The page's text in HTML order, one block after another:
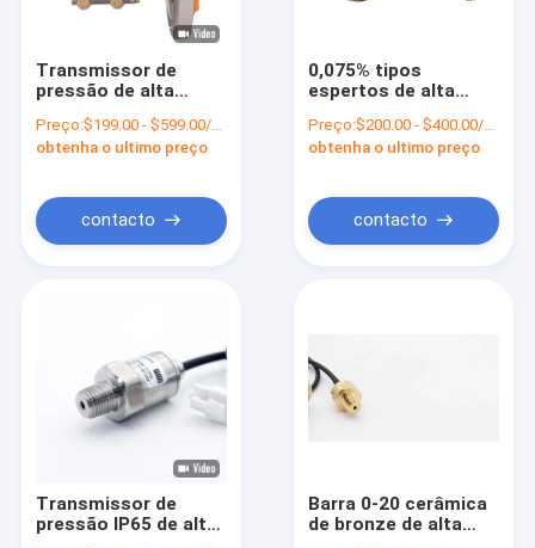
Transmissor de
pressão de alta
diferencial com o
diafragma nivelado
Preço:$199.00 - $599.00/Pieces
obtenha o ultimo preço
contacto
0,075% tipos
espertos de alta
indicador do
transmissor de
Preço:$200.00 - $400.00/Sets
obtenha o ultimo preço
contacto
Transmissor de
pressão IP65 de alta
Barra 0-20 cerâmica
de bronze de alta